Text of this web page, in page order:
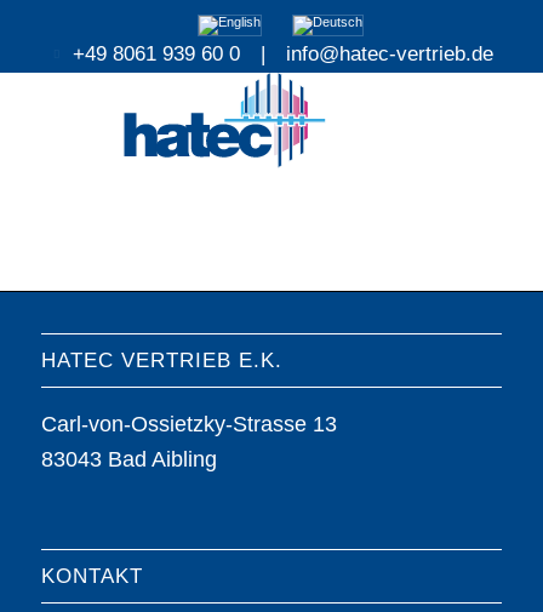
+49 8061 939 60 0 | info@hatec-vertrieb.de
HATEC VERTRIEB E.K.
Carl-von-Ossietzky-Strasse 13
83043 Bad Aibling
KONTAKT